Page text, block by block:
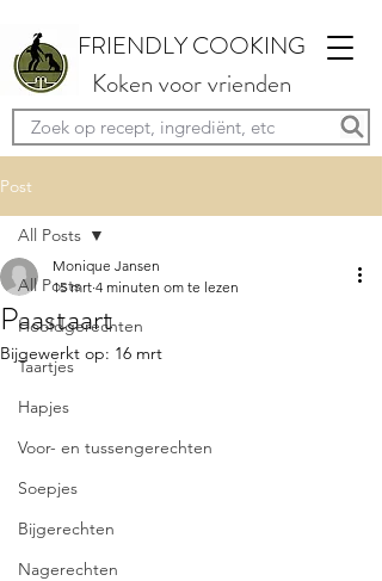
FRIENDLY COOKING
Koken voor vrienden
Post
All Posts
Hoofdgerechten
Taartjes
Hapjes
Voor- en tussengerechten
Soepjes
Bijgerechten
Nagerechten
All Posts
Paastaart
Monique Jansen
15 mrt 4 minuten om te lezen
Bijgewerkt op: 16 mrt